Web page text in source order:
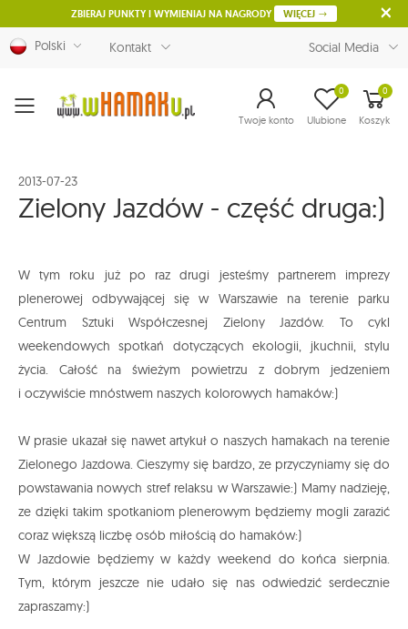
ZBIERAJ PUNKTY I WYMIENIAJ NA NAGRODY WIĘCEJ
Polski Kontakt Social Media
Menu Twoje konto Ulubione
0 0
Koszyk
2013-07-23
Zielony Jazdów - część druga:)
W tym roku już po raz drugi jesteśmy partnerem imprezy
plenerowej odbywającej się w Warszawie na terenie parku
Centrum Sztuki Współczesnej Zielony Jazdów. To cykl
weekendowych spotkań dotyczących ekologii, jkuchnii, stylu
życia. Całość na świeżym powietrzu z dobrym jedzeniem
i oczywiście mnóstwem naszych kolorowych hamaków:)
W prasie ukazał się nawet artykuł o naszych hamakach na terenie
Zielonego Jazdowa. Cieszymy się bardzo, ze przyczyniamy się do
powstawania nowych stref relaksu w Warszawie:) Mamy nadzieję,
ze dzięki takim spotkaniom plenerowym będziemy mogli zarazić
coraz większą liczbę osób miłością do hamaków:)
W Jazdowie będziemy w każdy weekend do końca sierpnia.
Tym, którym jeszcze nie udało się nas odwiedzić serdecznie
zapraszamy:)